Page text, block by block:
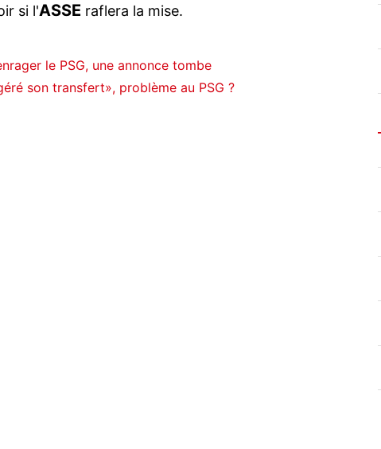
si l'ASSE raflera la mise.
le PSG, une annonce tombe
son transfert», problème au PSG ?